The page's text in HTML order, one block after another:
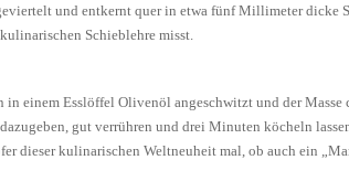
und entkernt quer in etwa fünf Millimeter dicke
Schieblehre misst.
in einem Esslöffel Olivenöl angeschwitzt und der
gut verrühren und drei Minuten köcheln
dieser kulinarischen Weltneuheit mal, ob auch ein